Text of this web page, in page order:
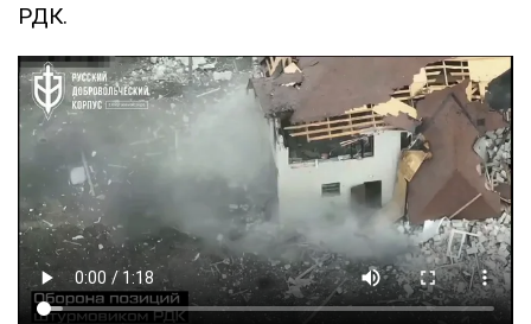
РДК.